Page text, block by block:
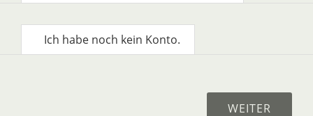
Ich habe noch kein Konto.